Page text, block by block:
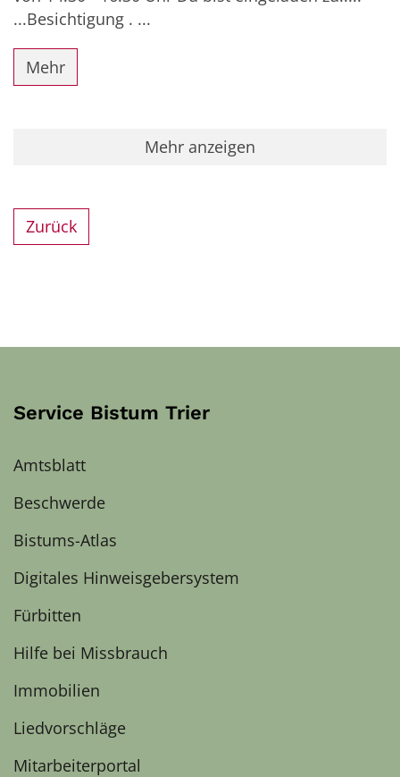
...Besichtigung . ...
Mehr
Mehr anzeigen
Zurück
Service Bistum Trier
Amtsblatt
Beschwerde
Bistums-Atlas
Digitales Hinweisgebersystem
Fürbitten
Hilfe bei Missbrauch
Immobilien
Liedvorschläge
Mitarbeiterportal